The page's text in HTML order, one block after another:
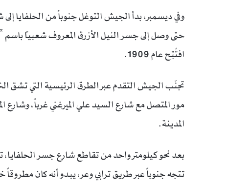
وفي ديسمبر، بدأ الجيش التوغل جنوباً من الحلفايا
حتى وصل إلى جسر النيل الأزرق المعروف شعبياً
افتُتِح عام 1909.
تجنّب الجيش التقدم عبر الطرق الرئيسية التي تشق
مور المتصل مع شارع السيد علي الميرغني غرباً، وشارع
المدينة.
بعد نحو كيلومتر واحد من تقاطع شارع جسر
تتجه جنوباً عبر طريق ترابي وعر، يبدو أنه كان